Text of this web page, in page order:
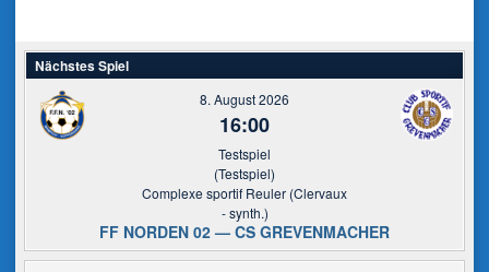
Nächstes Spiel
8. August 2026
16:00
Testspiel
(Testspiel)
Complexe sportif Reuler (Clervaux
- synth.)
FF NORDEN 02 — CS GREVENMACHER